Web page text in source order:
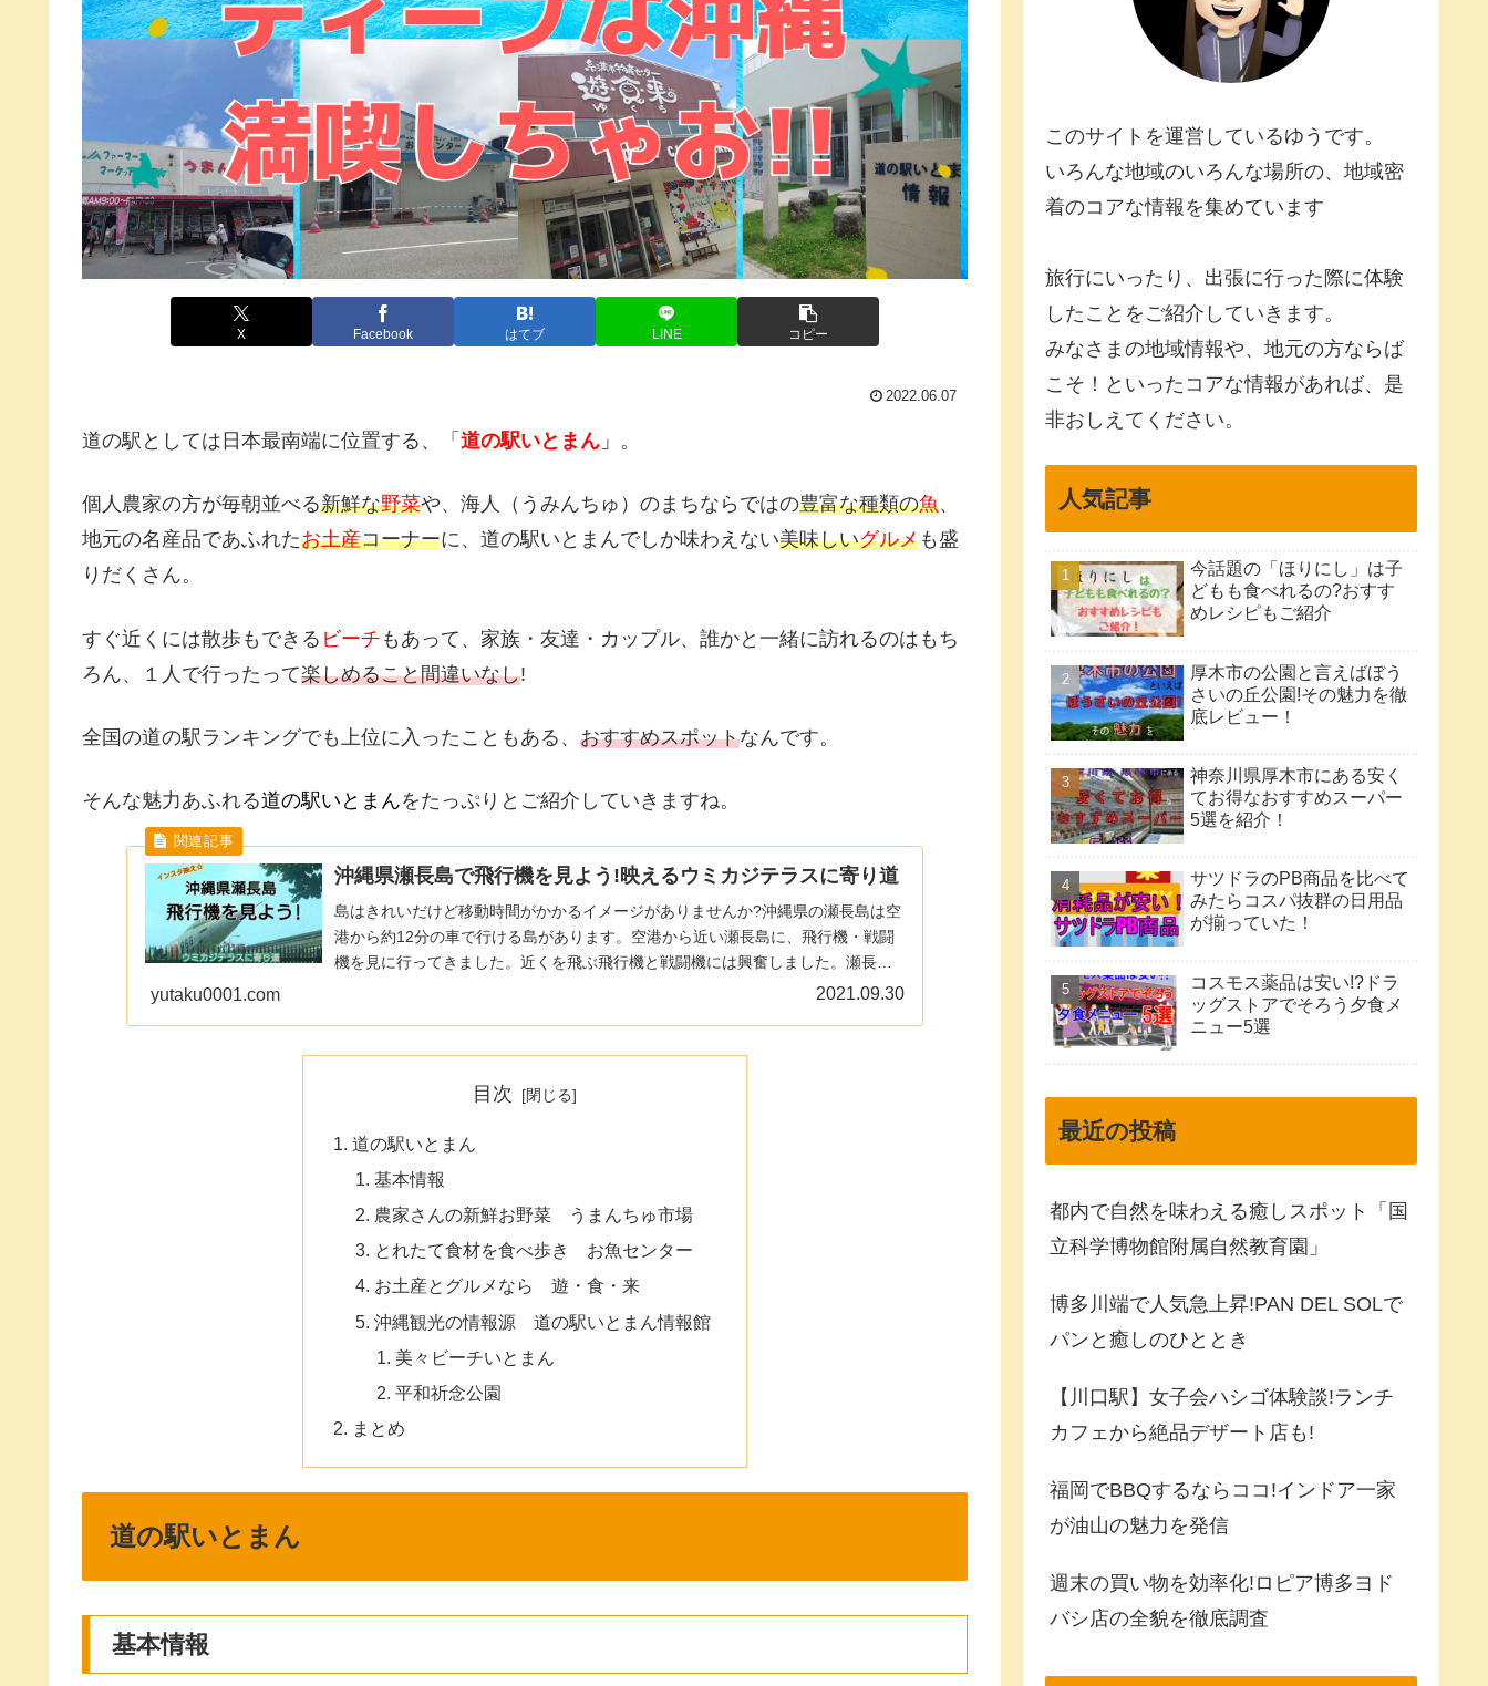
X Facebook はてブ LINE コピー
2022.06.07
道の駅としては日本最南端に位置する、「 道の駅いとまん 」 。
個人農家の方が毎朝並べる新鮮な野菜や、海人（うみんちゅ）のまちならではの豊富な種類の魚、
地元の名産品であふれたお土産コーナーに、道の駅いとまんでしか味わえない美味しいグルメも盛
りだくさん。
すぐ近くには散歩もできる ビーチ もあって、家族・友達・カップル、誰かと一緒に訪れるのはもち
ろん、１人で行ったって楽しめること間違いなし!
全国の道の駅ランキングでも上位に入ったこともある、 おすすめスポットなんです。
そんな魅力あふれる道の駅いとまんをたっぷりとご紹介していきますね。
沖縄県瀬長島で飛行機を見よう!映えるウミカジテラスに寄り道
島はきれいだけど移動時間がかかるイメージがありませんか?沖縄県の瀬長島は空
港から約12分の車で行ける島があります。空港から近い瀬長島に、飛行機・戦闘
機を見に行ってきました。近くを飛ぶ飛行機と戦闘機には興奮しました。瀬長島
yutaku0001.com 2021.09.30
目次
道の駅いとまん
基本情報
農家さんの新鮮お野菜 うまんちゅ市場
とれたて食材を食べ歩き お魚センター
お土産とグルメなら 遊・食・来
沖縄観光の情報源 道の駅いとまん情報館
美々ビーチいとまん
平和祈念公園
まとめ
道の駅いとまん
基本情報
このサイトを運営しているゆうです。
いろんな地域のいろんな場所の、地域密
着のコアな情報を集めています
旅行にいったり、出張に行った際に体験
したことをご紹介していきます。
みなさまの地域情報や、地元の方ならば
こそ！といったコアな情報があれば、是
非おしえてください。
人気記事
今話題の「ほりにし」は子
どもも食べれるの?おすす
めレシピもご紹介
厚木市の公園と言えばぼう
さいの丘公園!その魅力を徹
底レビュー！
神奈川県厚木市にある安く
てお得なおすすめスーパー
5選を紹介！
サツドラのPB商品を比べて
みたらコスパ抜群の日用品
が揃っていた！
コスモス薬品は安い!?ドラ
ッグストアでそろう夕食メ
ニュー5選
最近の投稿
都内で自然を味わえる癒しスポット「国
立科学博物館附属自然教育園」
博多川端で人気急上昇!PAN DEL SOLで
パンと癒しのひととき
【川口駅】女子会ハシゴ体験談!ランチ
カフェから絶品デザート店も!
福岡でBBQするならココ!インドア一家
が油山の魅力を発信
週末の買い物を効率化!ロピア博多ヨド
バシ店の全貌を徹底調査